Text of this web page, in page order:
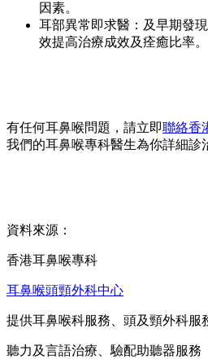
因素。
耳部異常即求醫：及早期發
效提高治療成效及痊癒比率。
有任何耳鼻喉問題，請立即聯絡香
我們的耳鼻喉專科醫生為你詳細診
資料來源：
香港耳鼻喉專科
耳鼻喉頭頸外科中心
提供耳鼻喉科服務、頭及頸外科服
聽力及言語治療、驗配助聽器服務